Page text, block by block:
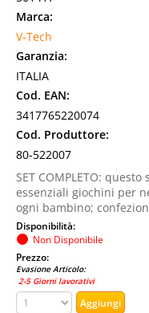
Marca:
V-Tech
Garanzia:
ITALIA
Cod. EAN:
3417765220074
Cod. Produttore:
80-522007
SET COMPLETO:
essenziali giochini per
ogni bambino;
Disponibilità:
Non Disponibile
Prezzo:
Evasione Articolo:
2-5 Giorni lavorativi